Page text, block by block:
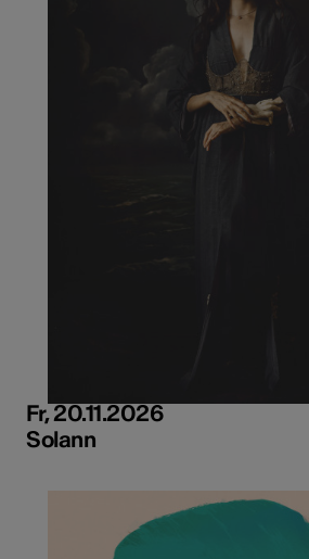
Fr, 20.11.2026
Solann